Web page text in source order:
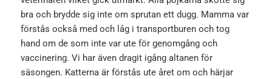
bra och brydde sig inte om sprutan ett dugg. Mamma var
förstås också med och låg i transportburen och tog
hand om de som inte var ute för genomgång och
vaccinering. Vi har även dragit igång altanen för
säsongen. Katterna är förstås ute året om och härjar